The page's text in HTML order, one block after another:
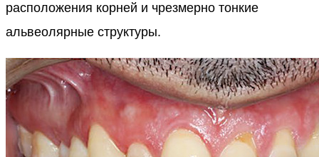
расположения корней и чрезмерно тонкие
альвеолярные структуры.